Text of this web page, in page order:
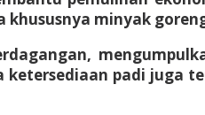
minyak
padi juga